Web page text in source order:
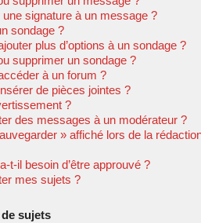
signature à un message ?
sondage ?
plus d’options à un sondage ?
supprimer un sondage ?
à un forum ?
de pièces jointes ?
?
des messages à un modérateur ?
» affiché lors de la
t-il besoin d’être approuvé ?
mes sujets ?
sujets